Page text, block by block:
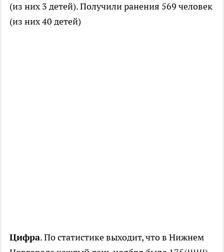
(из них 3 детей). Получили ранения 569 человек
(из них 40 детей)
Цифра. По статистике выходит, что в Нижнем